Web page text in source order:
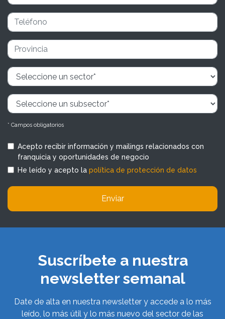
* Campos obligatorios
Acepto recibir información y mailings relacionados con
franquicia y oportunidades de negocio
He leído y acepto la política de protección de datos
Enviar
Suscríbete a nuestra
newsletter semanal
Date de alta en nuestra newsletter y accede a lo más
leído, lo más útil y lo más nuevo del sector de las